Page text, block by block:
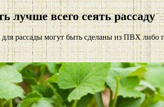
лучше всего сеять рассаду
рассады могут быть сделаны из ПВХ либо